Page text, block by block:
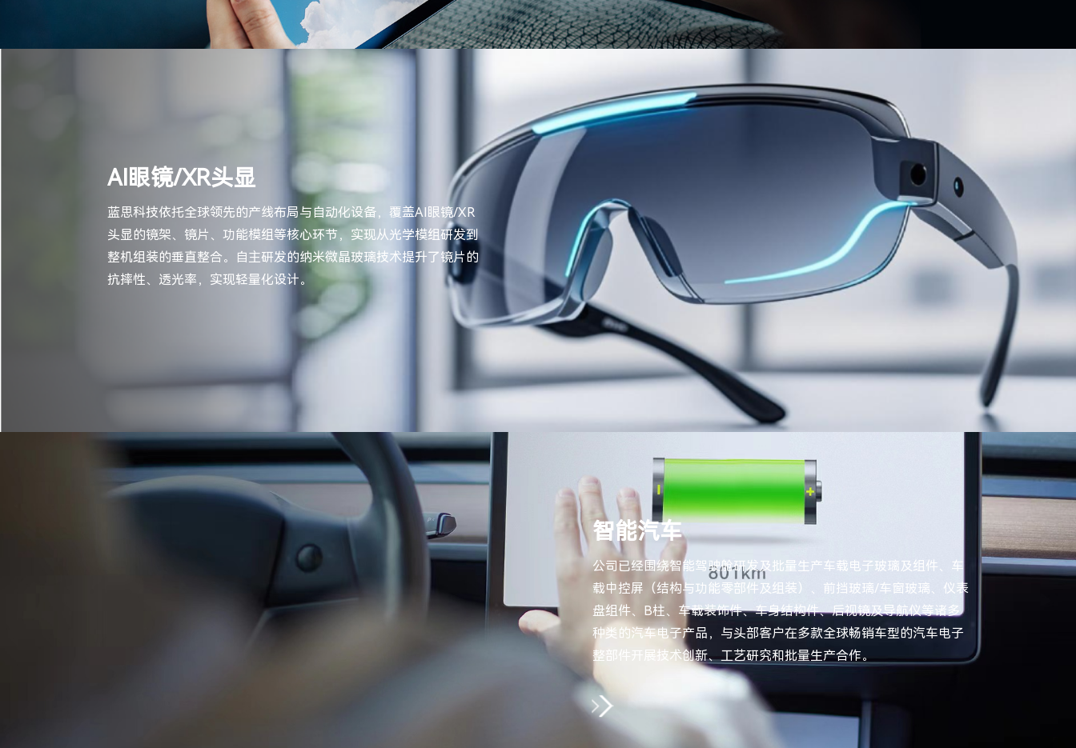
AI眼镜/XR头显
蓝思科技依托全球领先的产线布局与自动化设备，覆盖AI眼镜/XR
头显的镜架、镜片、功能模组等核心环节，实现从光学模组研发到
整机组装的垂直整合。自主研发的纳米微晶玻璃技术提升了镜片的
抗摔性、透光率，实现轻量化设计。
智能汽车
公司已经围绕智能驾驶舱研发及批量生产车载电子玻璃及组件、车
载中控屏（结构与功能零部件及组装）、前挡玻璃/车窗玻璃、仪表
盘组件、B柱、车载装饰件、车身结构件、后视镜及导航仪等诸多
种类的汽车电子产品，与头部客户在多款全球畅销车型的汽车电子
整部件开展技术创新、工艺研究和批量生产合作。